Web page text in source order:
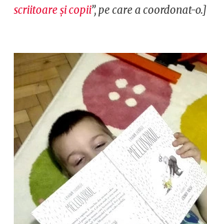
scriitoare și copii”, pe care a coordonat-o.]